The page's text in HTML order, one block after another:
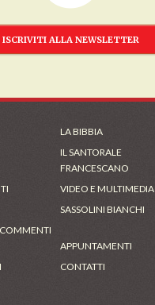
ISCRIVITI ALLA NEWSLETTER
LA BIBBIA
IL SANTORALE
FRANCESCANO
VIDEO E MULTIMEDIA
SASSOLINI BIANCHI
APPUNTAMENTI
CONTATTI